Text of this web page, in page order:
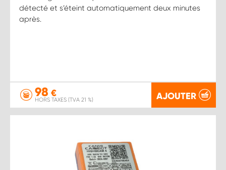
détecté et s’éteint automatiquement deux minutes
après.
98 €
HORS TAXES (TVA 21 %) AJOUTER